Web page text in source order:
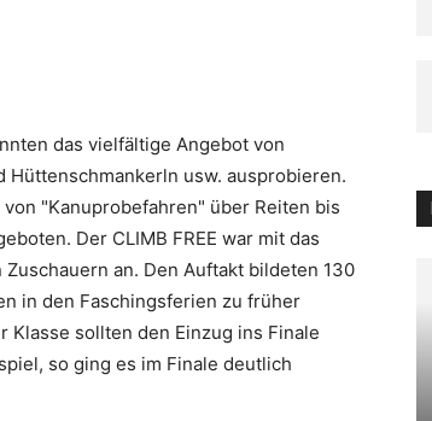
das vielfältige Angebot von
usw. ausprobieren.
"Kanuprobefahren" über Reiten bis
Der CLIMB FREE war mit das
an. Den Auftakt bildeten 130
in den Faschingsferien zu früher
Klasse sollten den Einzug ins Finale
so ging es im Finale deutlich